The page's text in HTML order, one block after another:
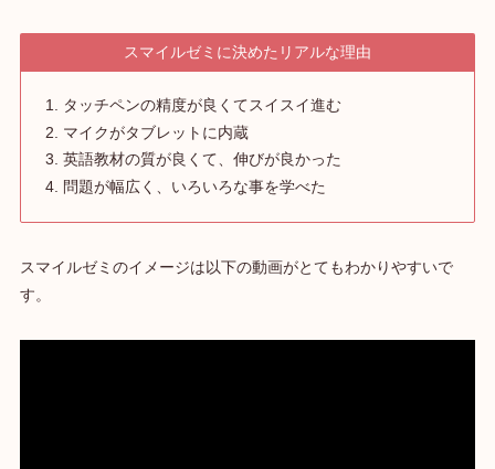
スマイルゼミに決めたリアルな理由
タッチペンの精度が良くてスイスイ進む
マイクがタブレットに内蔵
英語教材の質が良くて、伸びが良かった
問題が幅広く、いろいろな事を学べた
スマイルゼミのイメージは以下の動画がとてもわかりやすいで
す。